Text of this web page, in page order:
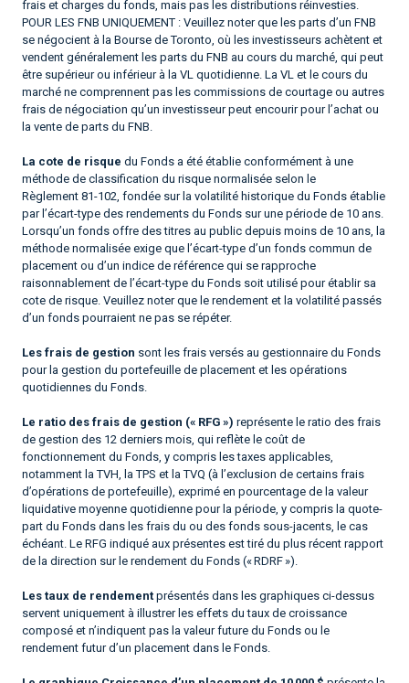
frais et charges du fonds, mais pas les distributions réinvesties.
POUR LES FNB UNIQUEMENT : Veuillez noter que les parts d’un FNB
se négocient à la Bourse de Toronto, où les investisseurs achètent et
vendent généralement les parts du FNB au cours du marché, qui peut
être supérieur ou inférieur à la VL quotidienne. La VL et le cours du
marché ne comprennent pas les commissions de courtage ou autres
frais de négociation qu’un investisseur peut encourir pour l’achat ou
la vente de parts du FNB.
La cote de risque du Fonds a été établie conformément à une
méthode de classification du risque normalisée selon le
Règlement 81-102, fondée sur la volatilité historique du Fonds établie
par l’écart-type des rendements du Fonds sur une période de 10 ans.
Lorsqu’un fonds offre des titres au public depuis moins de 10 ans, la
méthode normalisée exige que l’écart-type d’un fonds commun de
placement ou d’un indice de référence qui se rapproche
raisonnablement de l’écart-type du Fonds soit utilisé pour établir sa
cote de risque. Veuillez noter que le rendement et la volatilité passés
d’un fonds pourraient ne pas se répéter.
Les frais de gestion sont les frais versés au gestionnaire du Fonds
pour la gestion du portefeuille de placement et les opérations
quotidiennes du Fonds.
Le ratio des frais de gestion (« RFG ») représente le ratio des frais
de gestion des 12 derniers mois, qui reflète le coût de
fonctionnement du Fonds, y compris les taxes applicables,
notamment la TVH, la TPS et la TVQ (à l’exclusion de certains frais
d’opérations de portefeuille), exprimé en pourcentage de la valeur
liquidative moyenne quotidienne pour la période, y compris la quote-
part du Fonds dans les frais du ou des fonds sous-jacents, le cas
échéant. Le RFG indiqué aux présentes est tiré du plus récent rapport
de la direction sur le rendement du Fonds (« RDRF »).
Les taux de rendement présentés dans les graphiques ci-dessus
servent uniquement à illustrer les effets du taux de croissance
composé et n’indiquent pas la valeur future du Fonds ou le
rendement futur d’un placement dans le Fonds.